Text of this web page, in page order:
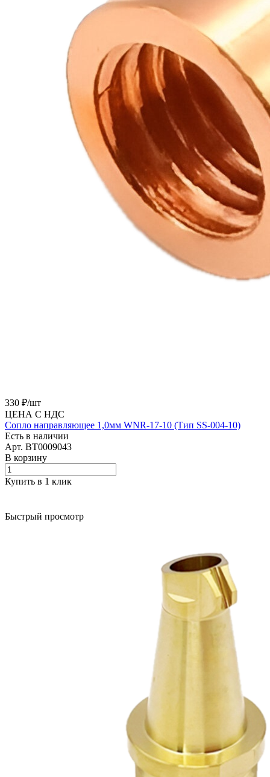
330 ₽/шт
ЦЕНА С НДС
Сопло направляющее 1,0мм WNR-17-10 (Тип SS-004-10)
Есть в наличии
Арт. BT0009043
В корзину
Купить в 1 клик
Быстрый просмотр